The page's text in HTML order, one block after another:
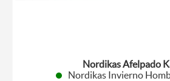
Nordikas Afelpado
Nordikas Invierno